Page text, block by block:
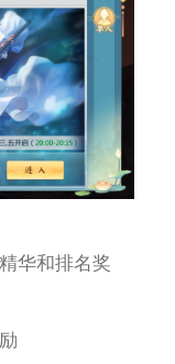
华和排名奖